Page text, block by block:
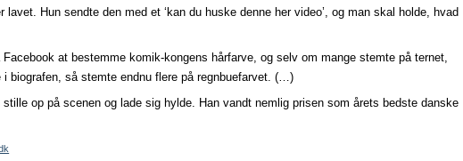
Hun sendte den med et ‘kan du huske denne her video’, og man skal holde, hvad
at bestemme komik-kongens hårfarve, og selv om mange stemte på ternet,
biografen, så stemte endnu flere på regnbuefarvet. (…)
op på scenen og lade sig hylde. Han vandt nemlig prisen som årets bedste danske